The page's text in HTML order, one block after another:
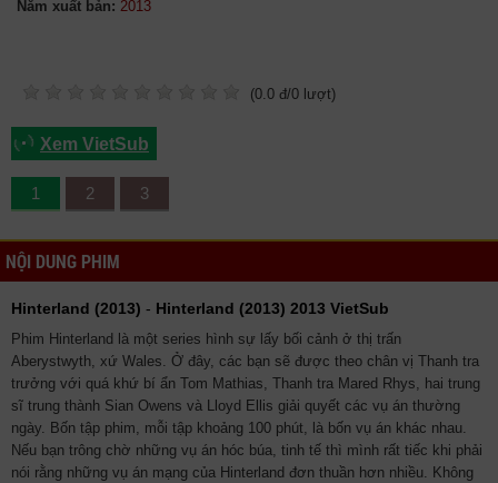
Năm xuất bản:
(0.0 đ/0 lượt)
Xem VietSub
1 2 3
NỘI DUNG PHIM
Hinterland (2013) - Hinterland (2013) 2013 VietSub
Phim Hinterland là một series hình sự lấy bối cảnh ở thị trấn
Aberystwyth, xứ Wales. Ở đây, các bạn sẽ được theo chân vị Thanh tra
trưởng với quá khứ bí ẩn Tom Mathias, Thanh tra Mared Rhys, hai trung
sĩ trung thành Sian Owens và Lloyd Ellis giải quyết các vụ án thường
ngày. Bốn tập phim, mỗi tập khoảng 100 phút, là bốn vụ án khác nhau.
Nếu bạn trông chờ những vụ án hóc búa, tinh tế thì mình rất tiếc khi phải
nói rằng những vụ án mạng của Hinterland đơn thuần hơn nhiều. Không